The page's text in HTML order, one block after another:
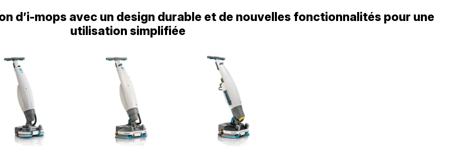
d’i-mops avec un design durable et de nouvelles fonctionnalités pour une
utilisation simplifiée